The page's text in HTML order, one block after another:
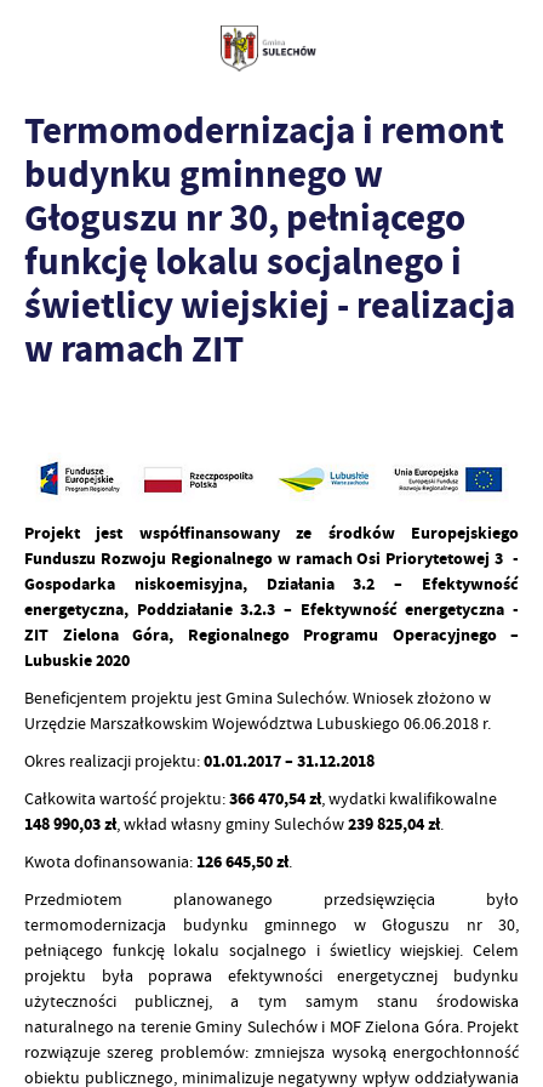
Termomodernizacja i remont
budynku gminnego w
Głoguszu nr 30, pełniącego
funkcję lokalu socjalnego i
świetlicy wiejskiej - realizacja
w ramach ZIT
Projekt jest współfinansowany ze środków Europejskiego
Funduszu Rozwoju Regionalnego w ramach Osi Priorytetowej 3 -
Gospodarka niskoemisyjna, Działania 3.2 – Efektywność
energetyczna, Poddziałanie 3.2.3 – Efektywność energetyczna -
ZIT Zielona Góra, Regionalnego Programu Operacyjnego –
Lubuskie 2020
Beneficjentem projektu jest Gmina Sulechów. Wniosek złożono w
Urzędzie Marszałkowskim Województwa Lubuskiego 06.06.2018 r.
Okres realizacji projektu:01.01.2017 – 31.12.2018
Całkowita wartość projektu:366 470,54 zł, wydatki kwalifikowalne
148 990,03 zł, wkład własny gminy Sulechów239 825,04 zł.
Kwota dofinansowania: 126 645,50zł.
Przedmiotem planowanego przedsięwzięcia było
termomodernizacja budynku gminnego w Głoguszu nr 30,
pełniącego funkcję lokalu socjalnego i świetlicy wiejskiej. Celem
projektu była poprawa efektywności energetycznej budynku
użyteczności publicznej, a tym samym stanu środowiska
naturalnego na terenie Gminy Sulechów i MOF Zielona Góra. Projekt
rozwiązuje szereg problemów: zmniejsza wysoką energochłonność
obiektu publicznego, minimalizuje negatywny wpływ oddziaływania